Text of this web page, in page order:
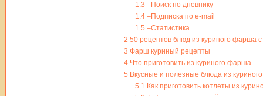
1.3 –Поиск по дневнику
1.4–Подписка по e-mail
1.5 –Статистика
2 50 рецептов блюд из куриного фарша
3 Фарш куриный рецепты
4 Что приготовить из куриного фарша
5 Вкусные и полезные блюда из
5.1 Как приготовить котлеты из